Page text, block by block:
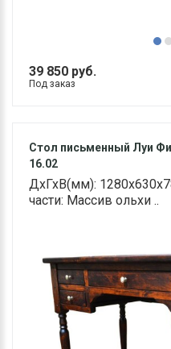
39 850 руб.
Под заказ
Стол письменный Луи
16.02
ДхГхВ(мм):
части: Массив ольхи ..